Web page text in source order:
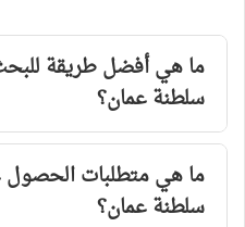
ما هي أفضل طريقة
سلطنة عمان؟
ما هي متطلبات
سلطنة عمان؟